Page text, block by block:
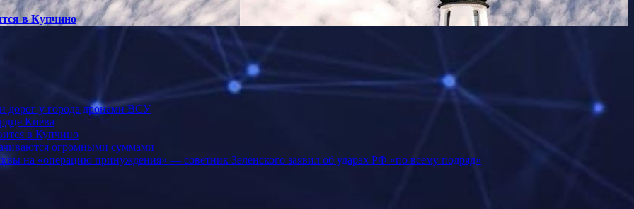
в Купчино
дорог у города дронами ВСУ
Киева
в Купчино
огромными суммами
на «операцию принуждения» — советник Зеленского заявил об ударах РФ «по всему подряд»